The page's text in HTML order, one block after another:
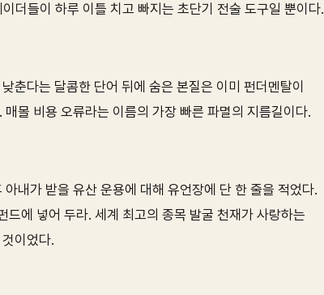
더들이 하루 이틀 치고 빠지는 초단기 전술 도구일 뿐이다.
춘다는 달콤한 단어 뒤에 숨은 본질은 이미 펀더멘탈이
몰 비용 오류라는 이름의 가장 빠른 파멸의 지름길이다.
내가 받을 유산 운용에 대해 유언장에 단 한 줄을 적었다.
에 넣어 두라. 세계 최고의 종목 발굴 천재가 사랑하는
이었다.